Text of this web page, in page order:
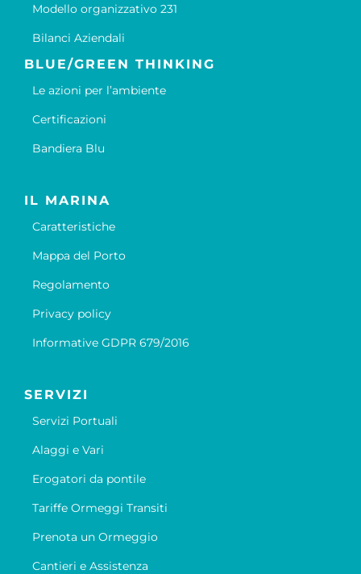
Modello organizzativo 231
Bilanci Aziendali
BLUE/GREEN THINKING
Le azioni per l’ambiente
Certificazioni
Bandiera Blu
IL MARINA
Caratteristiche
Mappa del Porto
Regolamento
Privacy policy
Informative GDPR 679/2016
SERVIZI
Servizi Portuali
Alaggi e Vari
Erogatori da pontile
Tariffe Ormeggi Transiti
Prenota un Ormeggio
Cantieri e Assistenza